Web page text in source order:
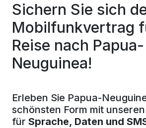
Sichern Sie sich
Mobilfunkvertrag
Reise nach Papua-
Neuguinea!
Erleben Sie Papua-
schönsten Form mit
für Sprache, Daten und